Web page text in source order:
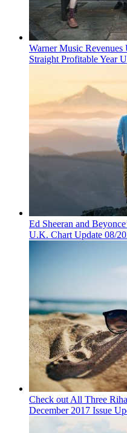
Warner Music Revenues
Straight Profitable Year
Ed Sheeran and
U.K. Chart Update 08/
Check out All Three
December 2017 Issue